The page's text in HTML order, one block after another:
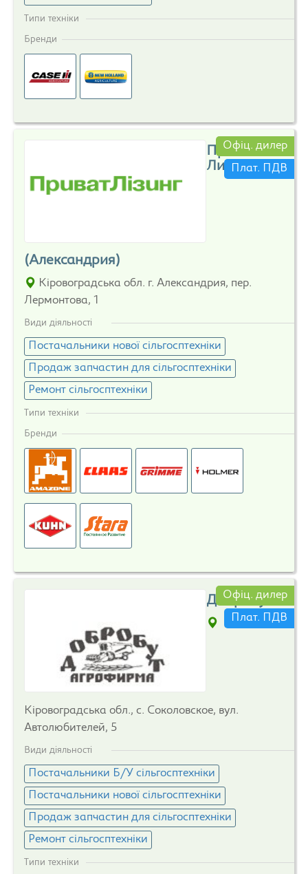
Типи техніки
Бренди
Приват
Лизинг
(Александрия)
Кіровоградська обл. г. Александрия, пер.
Лермонтова, 1
Види діяльності
Постачальники нової сільгосптехніки
Продаж запчастин для сільгосптехніки
Ремонт сільгосптехніки
Типи техніки
Бренди
Офіц. дилер
Плат. ПДВ
Добробут
Кіровоградська обл., с. Соколовское, вул.
Автолюбителей, 5
Види діяльності
Постачальники Б/У сільгосптехніки
Постачальники нової сільгосптехніки
Продаж запчастин для сільгосптехніки
Ремонт сільгосптехніки
Типи техніки
Офіц. дилер
Плат. ПДВ